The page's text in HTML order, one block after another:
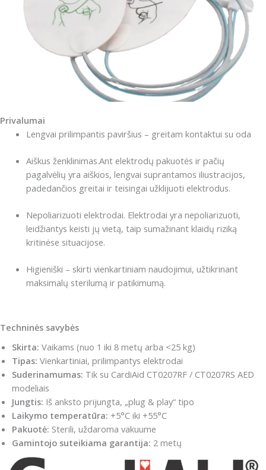
Privalumai
Lengvai prilimpantis paviršius – greitam kontaktui su oda
Aiškus ženklinimas.Ant elektrodų pakuotės ir pačių
pagalvėlių yra aiškios, lengvai suprantamos iliustracijos,
padedančios greitai ir teisingai užklijuoti elektrodus.
Nepoliarizuoti elektrodai. Elektrodai yra nepoliarizuoti,
leidžiantys keisti jų vietą, taip sumažinant klaidų riziką
kritinėse situacijose.
Higieniški – skirti vienkartiniam naudojimui, užtikrinant
maksimalų sterilumą ir patikimumą.
Techninės savybės
Skirta: Vaikams (nuo 1 iki 8 metų arba <25 kg)
Tipas: Vienkartiniai, prilimpantys elektrodai
Suderinamumas: Tik su CardiAid CT0207RF / CT0207RS AED
modeliais
Jungtis: Iš anksto prijungta, „plug & play“ tipo
Laikymo temperatūra: +5°C iki +55°C
Pakuotė: Sterili, uždaroma vakuume
Gamintojo suteikiama garantija: 2 metų